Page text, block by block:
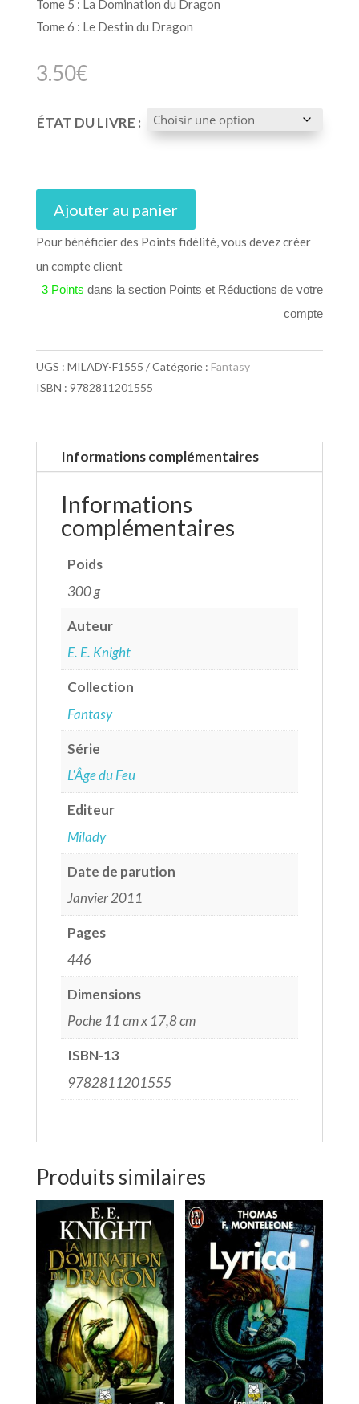
Tome 5 : La Domination du Dragon
Tome 6 : Le Destin du Dragon
3.50€
ÉTAT DU LIVRE :
Ajouter au panier
Pour bénéficier des Points fidélité, vous devez créer
un compte client
3 Points dans la section Points et Réductions de votre
compte
UGS : MILADY-F1555 Catégorie : Fantasy
ISBN : 9782811201555
Informations complémentaires
Informations
complémentaires
Poids
300 g
Auteur
E. E. Knight
Collection
Fantasy
Série
L'Âge du Feu
Editeur
Milady
Date de parution
Janvier 2011
Pages
446
Dimensions
Poche 11 cm x 17,8 cm
ISBN-13
9782811201555
Produits similaires